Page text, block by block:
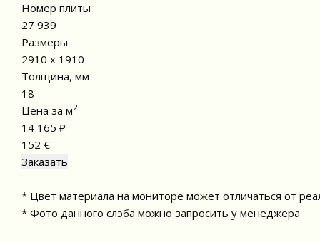
Номер плиты
27 939
Размеры
2910 x 1910
Толщина, мм
18
Цена за м2
14 165 ₽
152 €
* Цвет материала на мониторе может отличаться от
* Фото данного слэба можно запросить у менеджера